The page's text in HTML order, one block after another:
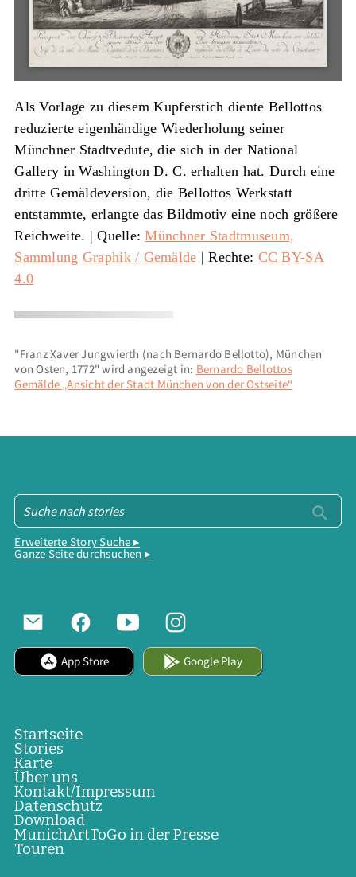
Als Vorlage zu diesem Kupferstich diente Bellottos
reduzierte eigenhändige Wiederholung seiner
Münchner Stadtvedute, die sich in der National
Gallery in Washington D. C. erhalten hat. Durch eine
dritte Gemäldeversion, die Bellottos Werkstatt
entstammte, erlangte das Bildmotiv eine noch größere
Reichweite. |Quelle:Münchner Stadtmuseum,
Sammlung Graphik / Gemälde | Rechte: CC BY-SA
4.0
"Franz Xaver Jungwierth (nach Bernardo Bellotto), München
von Osten, 1772" wird angezeigt in: Bernardo Bellottos
Gemälde „Ansicht der Stadt München von der Ostseite“
Erweiterte Story Suche ▸
Ganze Seite durchsuchen ▸
App Store Google Play
Startseite
Stories
Karte
Über uns
Kontakt/Impressum
Datenschutz
Download
MunichArtToGo in der Presse
Touren